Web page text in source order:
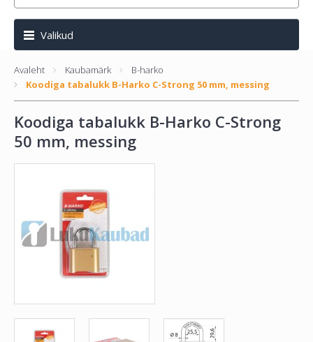
Valikud
Avaleht Kaubamärk
B-harko
Koodiga tabalukk B-Harko C-Strong 50 mm, messing
Koodiga tabalukk B-Harko C-Strong
50 mm, messing